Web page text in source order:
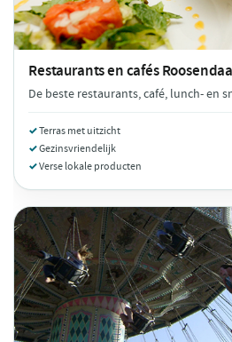
Restaurants en cafés
De beste restaurants, café, lunch- en
Terras met uitzicht
Gezinsvriendelijk
Verse lokale producten